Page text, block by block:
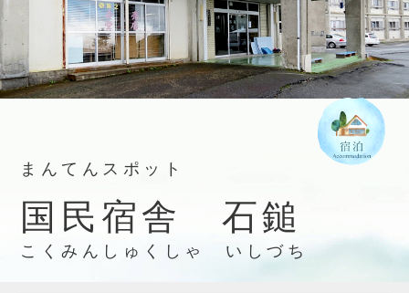
まんてんスポット
国民宿舎 石鎚
こくみんしゅくしゃ いしづち